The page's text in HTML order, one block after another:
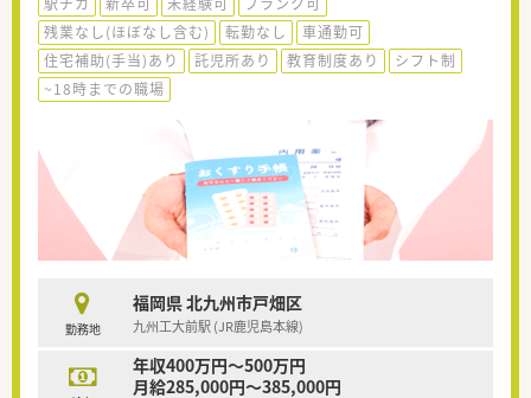
残業なし(ほぼなし含む)
転勤なし
車通勤可
住宅補助(手当)あり
託児所あり 教育制度あり
シフト制
~18時までの職場
勤務地
福岡県 北九州市戸畑区
九州工大前駅 (JR鹿児島本線)
年収400万円～500万円
月給285,000円～385,000円